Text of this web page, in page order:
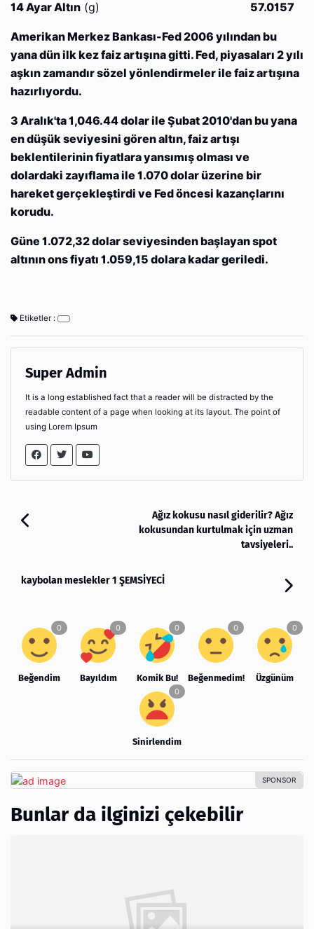
14 Ayar Altın (g) 57.0157
Amerikan Merkez Bankası-Fed 2006 yılından bu
yana dün ilk kez faiz artışına gitti. Fed, piyasaları 2 yılı
aşkın zamandır sözel yönlendirmeler ile faiz artışına
hazırlıyordu.
3 Aralık'ta 1,046.44 dolar ile Şubat 2010'dan bu yana
en düşük seviyesini gören altın, faiz artışı
beklentilerinin fiyatlara yansımış olması ve
dolardaki zayıflama ile 1.070 dolar üzerine bir
hareket gerçekleştirdi ve Fed öncesi kazançlarını
korudu.
Güne 1.072,32 dolar seviyesinden başlayan spot
altının ons fiyatı 1.059,15 dolara kadar geriledi.
Etiketler :
Super Admin
It is a long established fact that a reader will be distracted by the
readable content of a page when looking at its layout. The point of
using Lorem Ipsum
Ağız kokusu nasıl giderilir? Ağız
kokusundan kurtulmak için uzman
tavsiyeleri..
kaybolan meslekler 1 ŞEMSİYECİ
Beğendim Bayıldım Komik Bu! Beğenmedim! Üzgünüm
Sinirlendim
Bunlar da ilginizi çekebilir